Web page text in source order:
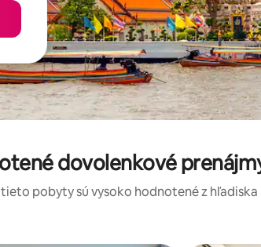
dovolenkové
pobyty sú vysoko hodnotené z